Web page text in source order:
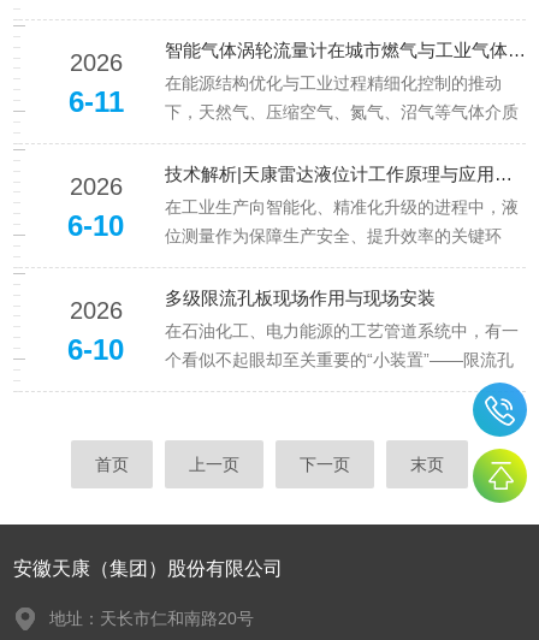
行稳定性。天康仪表作为专业物位测量设备制造
商，生产的雷达液位计覆盖液体、固体多类工
况，遵循标准化安装流程可充分释放设备性能，
降低后期运维成本。本文结合产品设...
2026
6-11
智能气体涡轮流量计在城市燃气与工业气体计量中的结构特征与选型应用
在能源结构优化与工业过程精细化控制的推动
下，天然气、压缩空气、氮气、沼气等气体介质
的精确计量需求持续增长。城市燃气管网的贸易
结算、石化厂区的物料平衡、食品发酵工艺的配
气控制以及压缩空气系统的能耗管理，均离不开
稳定可靠的气体流量测量仪表。智能...
2026
6-10
技术解析|天康雷达液位计工作原理与应用全面解析
在工业生产向智能化、精准化升级的进程中，液
位测量作为保障生产安全、提升效率的关键环
节，对测量仪表的可靠性与适应性提出了更高要
求。天康雷达液位计凭借非接触式测量、高精
度、强抗干扰等核心优势，突破传统液位计的技
术局限，成为化工、能源、食品等多行...
2026
6-10
多级限流孔板现场作用与现场安装
在石油化工、电力能源的工艺管道系统中，有一
个看似不起眼却至关重要的“小装置”——限流孔
板。它没有阀门的复杂结构，也没有流量计的精
密仪表，却能凭借简单的开孔设计，精准控制流
体流量、稳定系统压力，堪称管道里的“隐形流量
管家”。一、四大核心应用场...
首页 上一页 下一页 末页
安徽天康（集团）股份有限公司
地址：天长市仁和南路20号